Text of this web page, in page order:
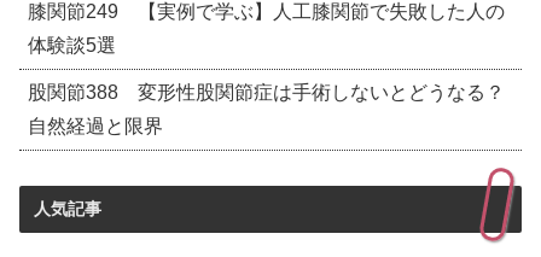
膝関節249 【実例で学ぶ】人工膝関節で失敗した人の
体験談5選
股関節388 変形性股関節症は手術しないとどうなる？
自然経過と限界
人気記事